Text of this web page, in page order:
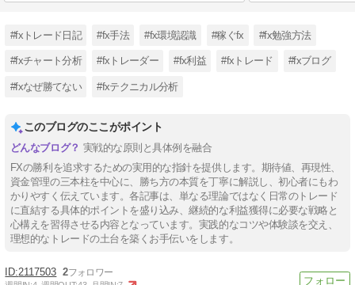
#fxトレード日記 #fx手法 #fx環境認識 #稼ぐfx #fx勉強方法
#fxチャート分析 #fxトレーダー #fx利益 #fxトレード #fxブログ
#fxなぜ勝てない #fxテクニカル分析
このブログのここがポイント
実戦的な原則と具体例を融合
FXの勝利を追求するための実用的な指針を提供します。期待値、再現性、
資金管理の三本柱を中心に、勝ち方の本質を丁寧に解説し、初心者にもわ
かりやすく伝えています。各記事は、単なる理論ではなく日常のトレード
に直結する具体的ポイントを盛り込み、継続的な利益獲得に必要な戦略と
心構えを習得させる内容となっています。実践的なコツや体験談を交え、
理想的なトレードの土台を築くお手伝いをします。
2117503 2